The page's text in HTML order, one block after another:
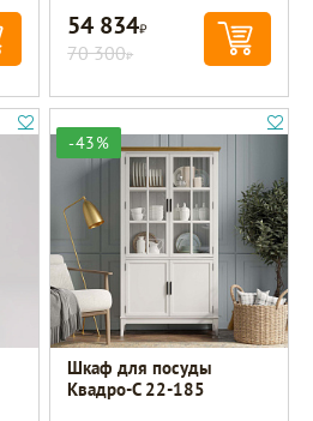
54 834Р
70 300Р
-43%
Шкаф для посуды
Квадро-С 22-185